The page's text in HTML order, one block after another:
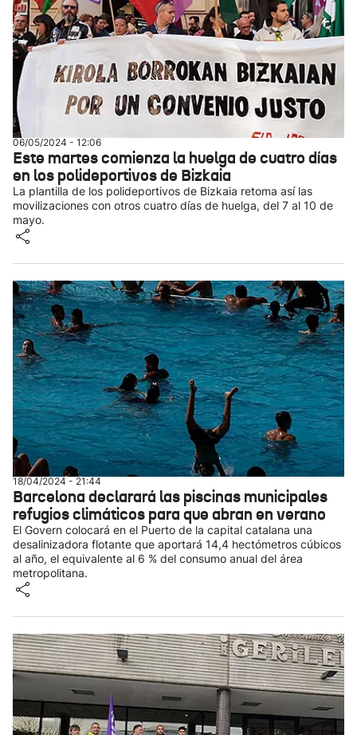
06/05/2024 - 12:06
Este martes comienza la huelga de cuatro días
en los polideportivos de Bizkaia
La plantilla de los polideportivos de Bizkaia retoma así las
movilizaciones con otros cuatro días de huelga, del 7 al 10 de
mayo.
18/04/2024 - 21:44
Barcelona declarará las piscinas municipales
refugios climáticos para que abran en verano
El Govern colocará en el Puerto de la capital catalana una
desalinizadora flotante que aportará 14,4 hectómetros cúbicos
al año, el equivalente al 6 % del consumo anual del área
metropolitana.